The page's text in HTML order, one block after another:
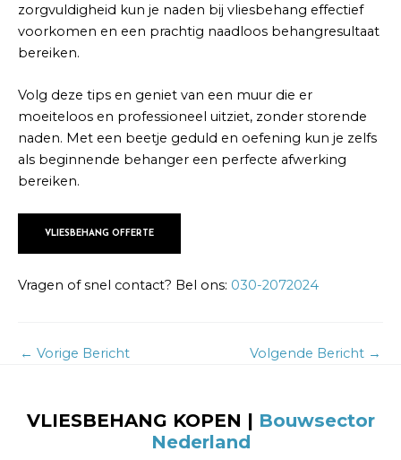
zorgvuldigheid kun je naden bij vliesbehang effectief
voorkomen en een prachtig naadloos behangresultaat
bereiken.
Volg deze tips en geniet van een muur die er
moeiteloos en professioneel uitziet, zonder storende
naden. Met een beetje geduld en oefening kun je zelfs
als beginnende behanger een perfecte afwerking
bereiken.
VLIESBEHANG OFFERTE
Vragen of snel contact? Bel ons: 030-2072024
← Vorige Bericht Volgende Bericht →
VLIESBEHANG KOPEN | Bouwsector
Nederland